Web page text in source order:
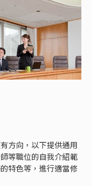
方向，以下提供通用
等職位的自我介紹範
特色等，進行適當修